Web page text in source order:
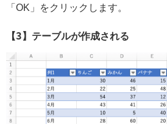
「OK」をクリックします。
【3】テーブルが作成される